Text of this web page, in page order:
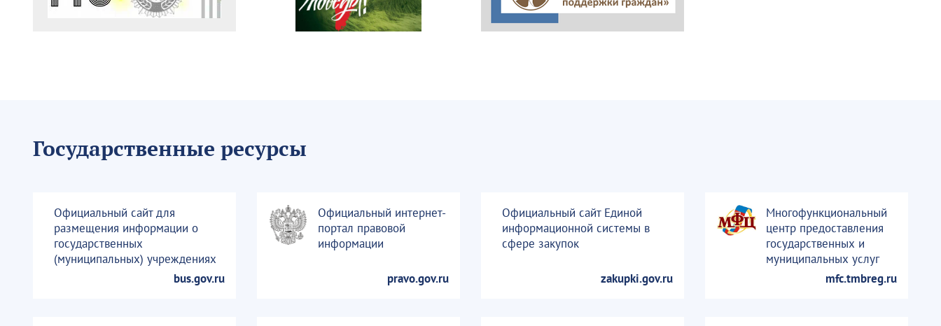
Государственные ресурсы
Официальный сайт для
размещения информации о
государственных
(муниципальных) учреждениях
bus.gov.ru
Официальный интернет-
портал правовой
информации
pravo.gov.ru
Официальный сайт Единой
информационной системы в
сфере закупок
zakupki.gov.ru
Многофункциональный
центр предоставления
государственных и
муниципальных услуг
mfc.tmbreg.ru